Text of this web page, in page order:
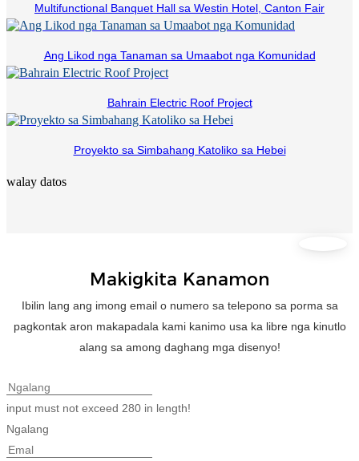
Multifunctional Banquet Hall sa Westin Hotel, Canton Fair
Ang Likod nga Tanaman sa Umaabot nga Komunidad
Bahrain Electric Roof Project
Proyekto sa Simbahang Katoliko sa Hebei
walay datos
Makigkita Kanamon
Ibilin lang ang imong email o numero sa telepono sa porma sa
pagkontak aron makapadala kami kanimo usa ka libre nga kinutlo
alang sa among daghang mga disenyo!
input must not exceed 280 in length!
Ngalang